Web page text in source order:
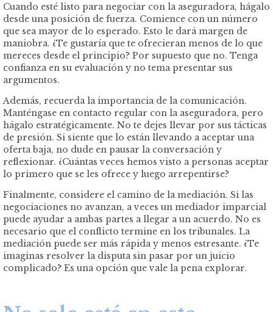
Cuando esté listo para negociar con la aseguradora, hágalo
desde una posición de fuerza. Comience con un número
que sea mayor de lo esperado. Esto le dará margen de
maniobra. ¿Te gustaría que te ofrecieran menos de lo que
mereces desde el principio? Por supuesto que no. Tenga
confianza en su evaluación y no tema presentar sus
argumentos.
Además, recuerda la importancia de la comunicación.
Manténgase en contacto regular con la aseguradora, pero
hágalo estratégicamente. No te dejes llevar por sus tácticas
de presión. Si siente que lo están llevando a aceptar una
oferta baja, no dude en pausar la conversación y
reflexionar. ¿Cuántas veces hemos visto a personas aceptar
lo primero que se les ofrece y luego arrepentirse?
Finalmente, considere el camino de la mediación. Si las
negociaciones no avanzan, a veces un mediador imparcial
puede ayudar a ambas partes a llegar a un acuerdo. No es
necesario que el conflicto termine en los tribunales. La
mediación puede ser más rápida y menos estresante. ¿Te
imaginas resolver la disputa sin pasar por un juicio
complicado? Es una opción que vale la pena explorar.